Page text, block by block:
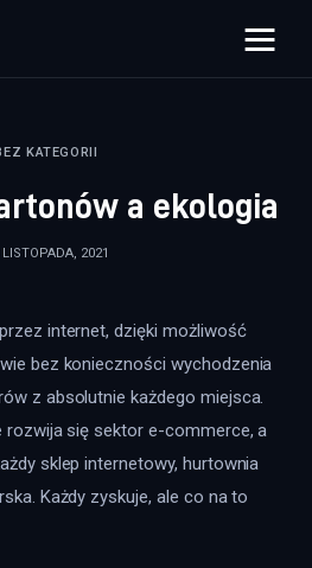
KATEGORII
a ekologia
LISTOPADA, 2021
internet, dzięki możliwość
bez konieczności wychodzenia
z absolutnie każdego miejsca.
rozwija się sektor e-commerce, a
sklep internetowy, hurtownia
Każdy zyskuje, ale co na to